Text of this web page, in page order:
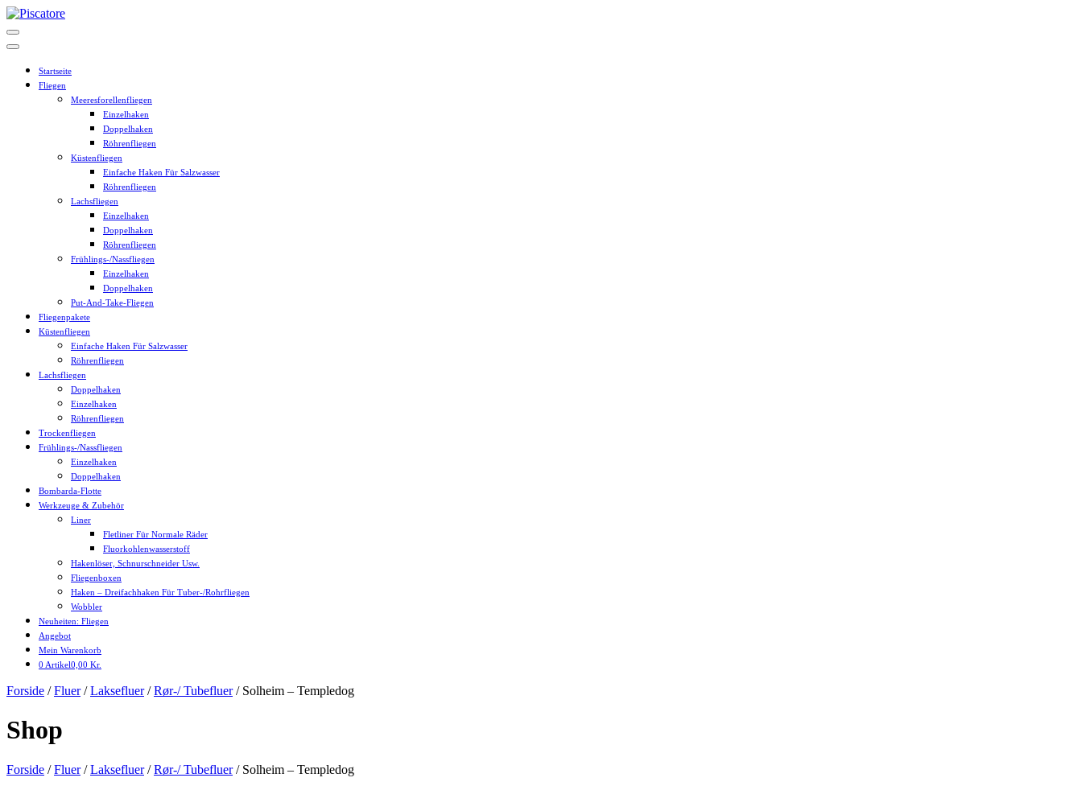
Zum
Inhalt
springen
Startseite
Fliegen
Meeresforellenfliegen
Einzelhaken
Doppelhaken
Röhrenfliegen
Küstenfliegen
Einfache Haken Für Salzwasser
Röhrenfliegen
Lachsfliegen
Einzelhaken
Doppelhaken
Röhrenfliegen
Frühlings-/Nassfliegen
Einzelhaken
Doppelhaken
Put-And-Take-Fliegen
Fliegenpakete
Küstenfliegen
Einfache Haken Für Salzwasser
Röhrenfliegen
Lachsfliegen
Doppelhaken
Einzelhaken
Röhrenfliegen
Trockenfliegen
Frühlings-/Nassfliegen
Einzelhaken
Doppelhaken
Bombarda-Flotte
Werkzeuge & Zubehör
Liner
Fletliner Für Normale Räder
Fluorkohlenwasserstoff
Hakenlöser, Schnurschneider Usw.
Fliegenboxen
Haken – Dreifachhaken Für Tuber-/Rohrfliegen
Wobbler
Neuheiten: Fliegen
Angebot
Mein Warenkorb
0 Artikel0,00 Kr.
xMenü
Forside /Fluer/Laksefluer/Rør-/ Tubefluer/ Solheim – Templedog
Shop
Forside /Fluer/Laksefluer/Rør-/ Tubefluer/ Solheim – Templedog